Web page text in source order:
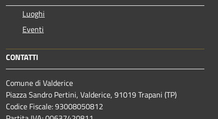
Luoghi
Eventi
CONTATTI
Comune di Valderice
Piazza Sandro Pertini, Valderice, 91019 Trapani (TP)
Codice Fiscale: 93008050812